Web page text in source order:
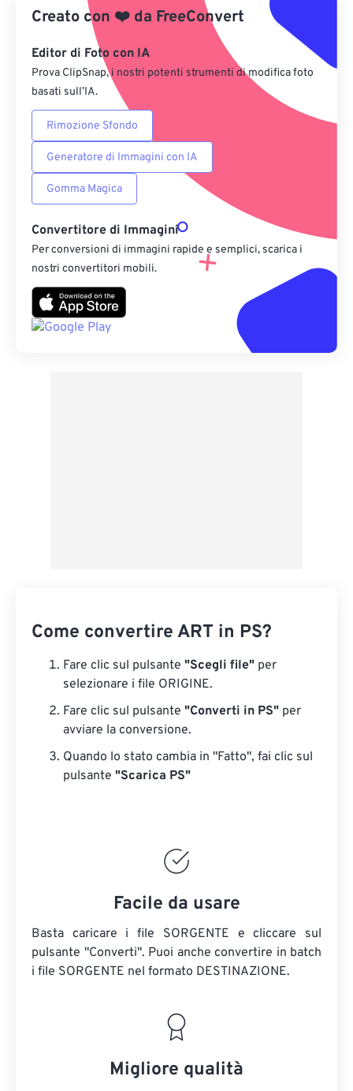
Salva come predefinito
Creato con ❤️ da FreeConvert
Editor di Foto con IA
Prova ClipSnap, i nostri potenti strumenti di modifica foto
basati sull’IA.
Rimozione Sfondo
Generatore di Immagini con IA
Gomma Magica
Convertitore di Immagini
Per conversioni di immagini rapide e semplici, scarica i
nostri convertitori mobili.
Come convertire ART in PS?
Fare clic sul pulsante "Scegli file" per
selezionare i file ORIGINE.
Fare clic sul pulsante "Converti in PS" per
avviare la conversione.
Quando lo stato cambia in "Fatto", fai clic sul
pulsante "Scarica PS"
Facile da usare
Basta caricare i file SORGENTE e cliccare sul
pulsante "Converti". Puoi anche convertire in batch
i file SORGENTE nel formato DESTINAZIONE.
Migliore qualità